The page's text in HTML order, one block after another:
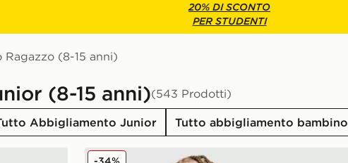
20% DI SCONTO
PER STUDENTI
(8-15 anni)
(8-15 anni)(543 Prodotti)
Abbigliamento Junior Tutto abbigliamento bambino
Nike Maglia Club Futura Junior